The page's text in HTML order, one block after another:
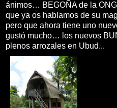
ánimos… BEGOÑA de la
que ya os hablamos de su
pero que ahora tiene uno
gustó mucho… los nuevos
plenos arrozales en Ubud...